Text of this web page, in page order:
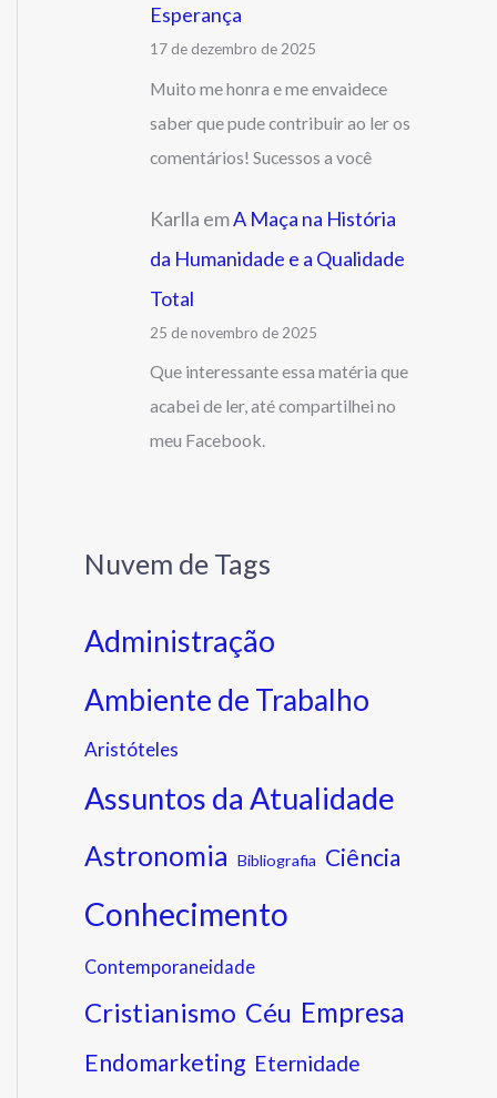
Esperança
17 de dezembro de 2025
Muito me honra e me envaidece
saber que pude contribuir ao ler os
comentários! Sucessos a você
Karlla emA Maça na História
da Humanidade e a Qualidade
Total
25 de novembro de 2025
Que interessante essa matéria que
acabei de ler, até compartilhei no
meu Facebook.
Nuvem de Tags
Administração
Ambiente de Trabalho
Aristóteles
Assuntos da Atualidade
Astronomia Bibliografia Ciência
Conhecimento
Contemporaneidade
Cristianismo Céu Empresa
Endomarketing Eternidade